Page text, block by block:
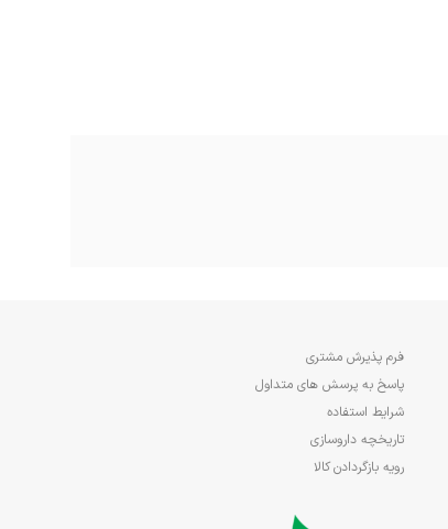
فرم پذیرش مشتری
پاسخ به پرسش های متداول
شرایط استفاده
تاریخچه داروسازی
رویه بازگردادن کالا